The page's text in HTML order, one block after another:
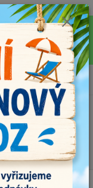
letních prázdnin náš
!!! V PONDĚLÍ 10.8.
BUDEME V ÚTERÝ
Menu
Hledat
0ks
za0,00 Kč
mm